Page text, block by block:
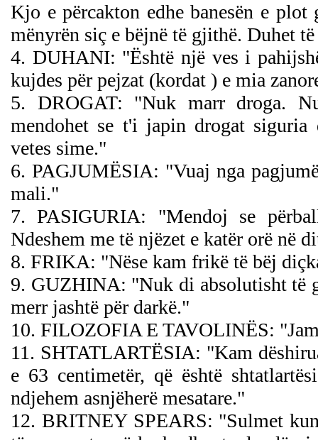
Kjo e përcakton edhe banesën e
mënyrën siç e bëjnë të gjithë. Duhet
4. DUHANI: "Është një ves i
kujdes për pejzat (kordat ) e mia
5. DROGAT: "Nuk marr droga.
mendohet se t'i japin drogat
vetes sime."
6. PAGJUMËSIA: "Vuaj nga
mali."
7. PASIGURIA: "Mendoj se
Ndeshem me të njëzet e katër orë në
8. FRIKA: "Nëse kam frikë të bëj
9. GUZHINA: "Nuk di absolutisht të
merr jashtë për darkë."
10. FILOZOFIA E TAVOLINËS:
11. SHTATLARTËSIA: "Kam
e 63 centimetër, që është
ndjehem asnjëherë mesatare."
12. BRITNEY SPEARS: "Sulmet